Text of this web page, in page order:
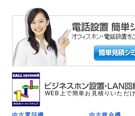
WEB上で簡単お見積りいただ